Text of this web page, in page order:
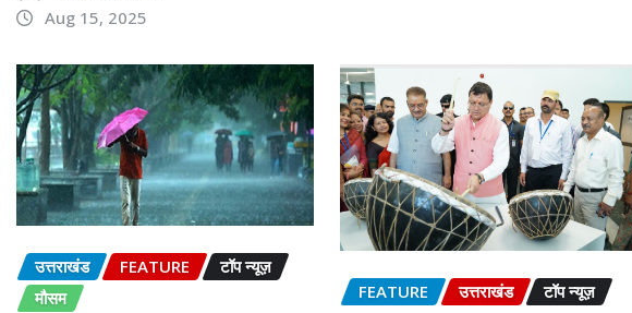
Aug 15, 2025
उत्तराखंड FEATURE
टॉप न्यूज़
मौसम
FEATURE उत्तराखंड टॉप न्यूज़